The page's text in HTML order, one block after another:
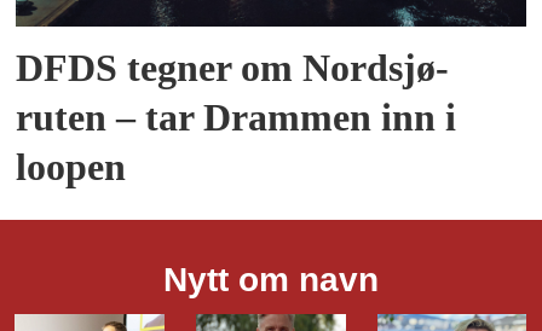
DFDS tegner om Nordsjø-
ruten – tar Drammen inn i
loopen
Nytt om navn